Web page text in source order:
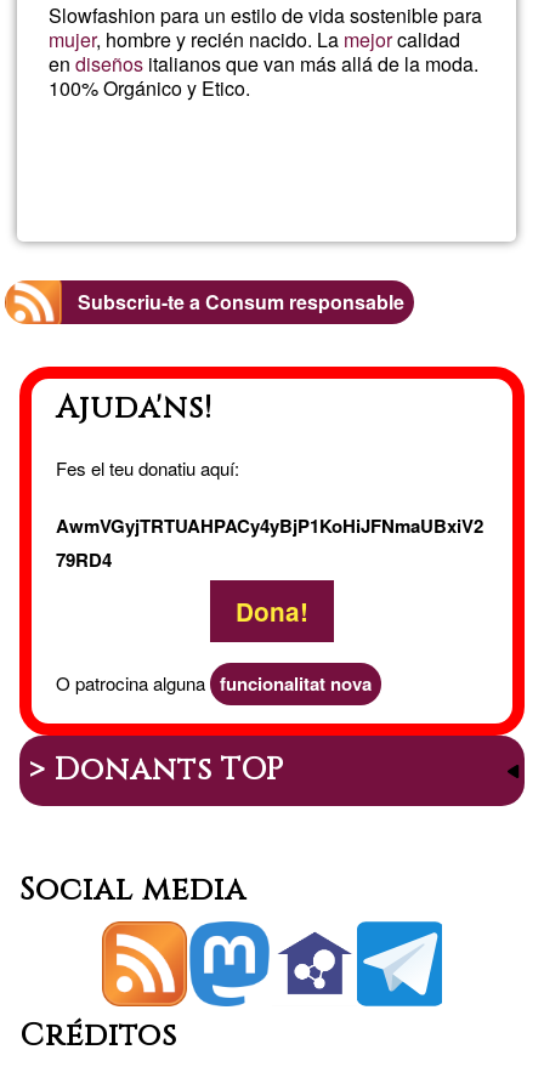
Slowfashion para un estilo de vida sostenible para
mujer, hombre y recién nacido. La mejorcalidad
endiseños italianos que van más allá de la moda.
100% Orgánico y Etico.
B.e
Subscriu-te a Consum responsable
Ajuda'ns!
Fes el teu donatiu aquí:
AwmVGyjTRTUAHPACy4yBjP1KoHiJFNmaUBxiV2
79RD4
Dona!
O patrocina alguna funcionalitat nova
> Donants TOP
Social media
Créditos